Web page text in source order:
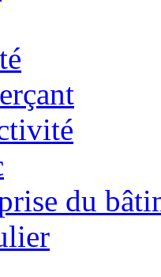
du